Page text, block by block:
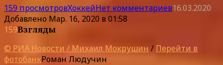
159 просмотровХоккейНет комментариев16.03.2020
Добавлено Мар. 16, 2020 в 01:58
159Взгляды
© РИА Новости / Михаил Мокрушин / Перейти в
фотобанкРоман Людучин